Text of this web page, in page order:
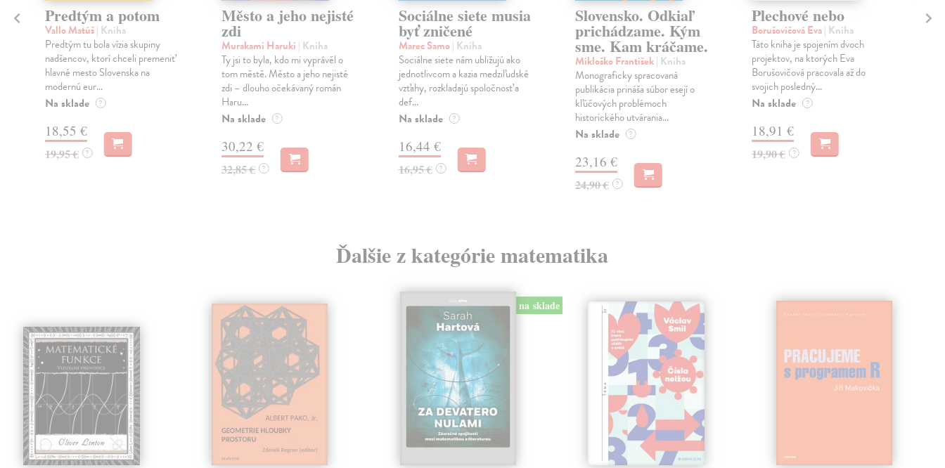
Predtým a potom
Vallo Matúš| Kniha
Predtým tu bola vízia skupiny
nadšencov, ktorí chceli premeniť
hlavné mesto Slovenska na
modernú eur...
Na sklade ?
18,55 €
19,95 € ?
Město a jeho nejisté
zdi
Murakami Haruki | Kniha
Ty jsi to byla, kdo mi vyprávěl o
tom městě. Město a jeho nejisté
zdi – dlouho očekávaný román
Haru...
Na sklade ?
30,22 €
32,85 € ?
Sociálne siete musia
byť zničené
Marec Samo| Kniha
Sociálne siete nám ubližujú ako
jednotlivcom a kazia medziľudské
vzťahy, rozkladajú spoločnosť a
def...
Na sklade ?
16,44 €
16,95 € ?
Slovensko. Odkiaľ
prichádzame. Kým
sme. Kam kráčame.
Mikloško František| Kniha
Monograficky spracovaná
publikácia prináša súbor esejí o
kľúčových problémoch
historického utvárania...
Na sklade ?
23,16 €
24,90 € ?
Plechové nebo
Borušovičová Eva| Kniha
Táto kniha je spojením dvoch
projektov, na ktorých Eva
Borušovičová pracovala až do
svojich posledný...
Na sklade ?
18,91 €
19,90 € ?
Ďalšie z kategórie matematika
na sklade